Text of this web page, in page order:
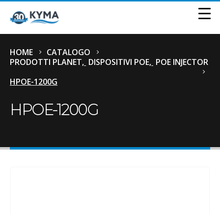
HOME
CATALOGO
PRODOTTI PLANET, DISPOSITIVI POE, POE INJECTOR
HPOE-1200G
HPOE-1200G